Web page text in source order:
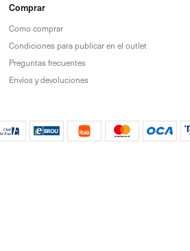
Comprar
Como comprar
Condiciones para publicar en el outlet
Preguntas frecuentes
Envíos y devoluciones